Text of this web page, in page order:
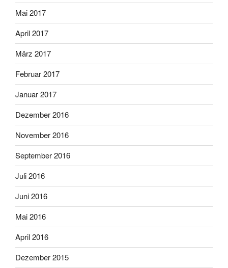
Mai 2017
April 2017
März 2017
Februar 2017
Januar 2017
Dezember 2016
November 2016
September 2016
Juli 2016
Juni 2016
Mai 2016
April 2016
Dezember 2015